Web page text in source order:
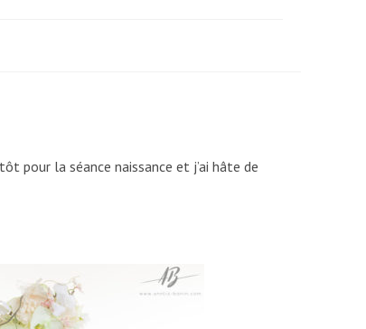
pour la séance naissance et j’ai hâte de